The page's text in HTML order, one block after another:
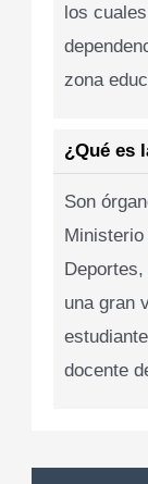
los
zona
¿Qué es
Son
una gran
docente